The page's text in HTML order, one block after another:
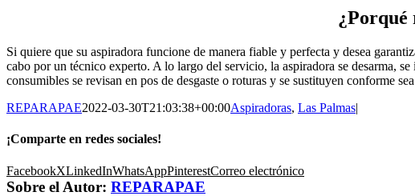
Si quiere que su aspiradora funcione de manera fiable y perfecta y desea
cabo por un técnico experto. A lo largo del servicio, la aspiradora se desarma,
consumibles se revisan en pos de desgaste o roturas y se sustituyen conforme
REPARAPAE2022-03-30T21:03:38+00:00Aspiradoras, Las Palmas|
¡Comparte en redes sociales!
FacebookXLinkedInWhatsAppPinterestCorreo electrónico
Sobre el Autor: REPARAPAE